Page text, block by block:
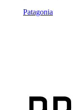
Patagonia